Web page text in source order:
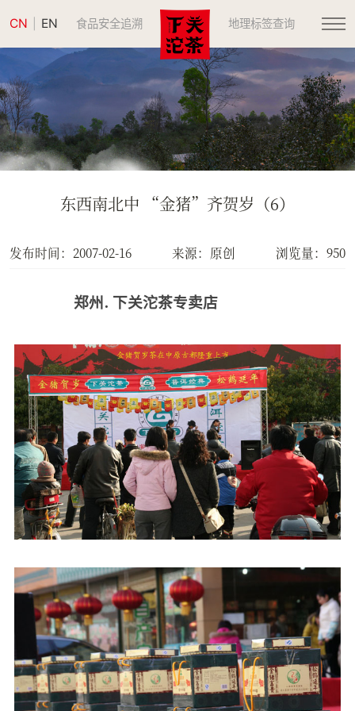
CN EN 食品安全追溯 地理标签查询
东西南北中 “金猪”齐贺岁（6）
发布时间：2007-02-16 来源：原创 浏览量：950
郑州 . 下关沱茶专卖店